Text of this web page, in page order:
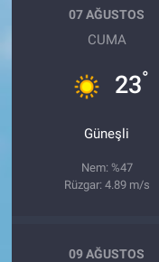
07 AĞUSTOS
CUMA
23°
Güneşli
Nem: %47
Rüzgar: 4.89 m/s
09 AĞUSTOS